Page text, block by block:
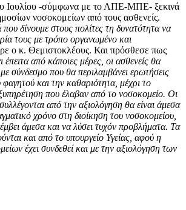
Ιουλίου -σύμφωνα με το ΑΠΕ-ΜΠΕ- ξεκινά
νοσοκομείων από τους ασθενείς.
δίνουμε στους πολίτες τη δυνατότητα να
τους με τρόπο οργανωμένο και
ο κ. Θεμιστοκλέους. Και πρόσθεσε πως
έπειτα από κάποιες μέρες, οι ασθενείς θα
σύνδεσμο που θα περιλαμβάνει ερωτήσεις
και την καθαριότητα, μέχρι το
που έλαβαν από το νοσοκομείο. Οι
από την αξιολόγηση θα είναι άμεσα
χρόνο στη διοίκηση του νοσοκομείου,
άμεσα και να λύσει τυχόν προβλήματα. Τα
και από το υπουργείο Υγείας, αφού η
έχει συνδεθεί και με την αξιολόγηση των